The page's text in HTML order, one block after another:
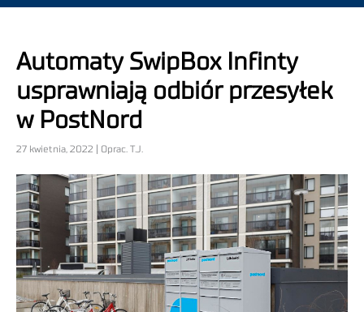
Automaty SwipBox Infinty
usprawniają odbiór przesyłek
w PostNord
27 kwietnia, 2022 | Oprac. T.J.